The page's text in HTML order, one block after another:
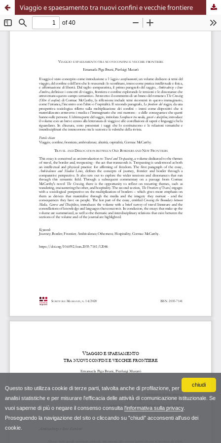
chiudi
Questo sito utilizza cookie di terze parti, talvolta anche di profilazione, per
analisi statistiche e per misurare l'efficacia delle attività di comunicazione istituzionale. Se
vuoi saperne di più o negare il consenso consulta l'informativa sulla privacy.
Proseguendo la navigazione del sito o cliccando su "chiudi" acconsenti all'uso dei
cookie.
Viaggio e spaesamento tra nuovi confini e vecchie frontiere